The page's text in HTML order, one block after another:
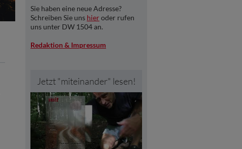
Sie haben eine neue Adresse?
Schreiben Sie uns hier oder rufen
uns unter DW 1504 an.
Redaktion & Impressum
Jetzt "miteinander" lesen!